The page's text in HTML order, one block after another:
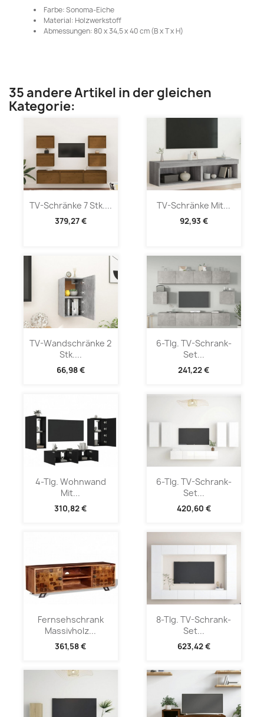
Farbe: Sonoma-Eiche
Material: Holzwerkstoff
Abmessungen: 80 x 34,5 x 40 cm (B x T x H)
35 andere Artikel in der gleichen
Kategorie:
TV-Schränke 7 Stk....
379,27 €
TV-Schränke Mit...
92,93 €
TV-Wandschränke 2
Stk....
66,98 €
6-Tlg. TV-Schrank-
Set...
241,22 €
4-Tlg. Wohnwand
Mit...
310,82 €
6-Tlg. TV-Schrank-
Set...
420,60 €
Fernsehschrank
Massivholz...
361,58 €
8-Tlg. TV-Schrank-
Set...
623,42 €